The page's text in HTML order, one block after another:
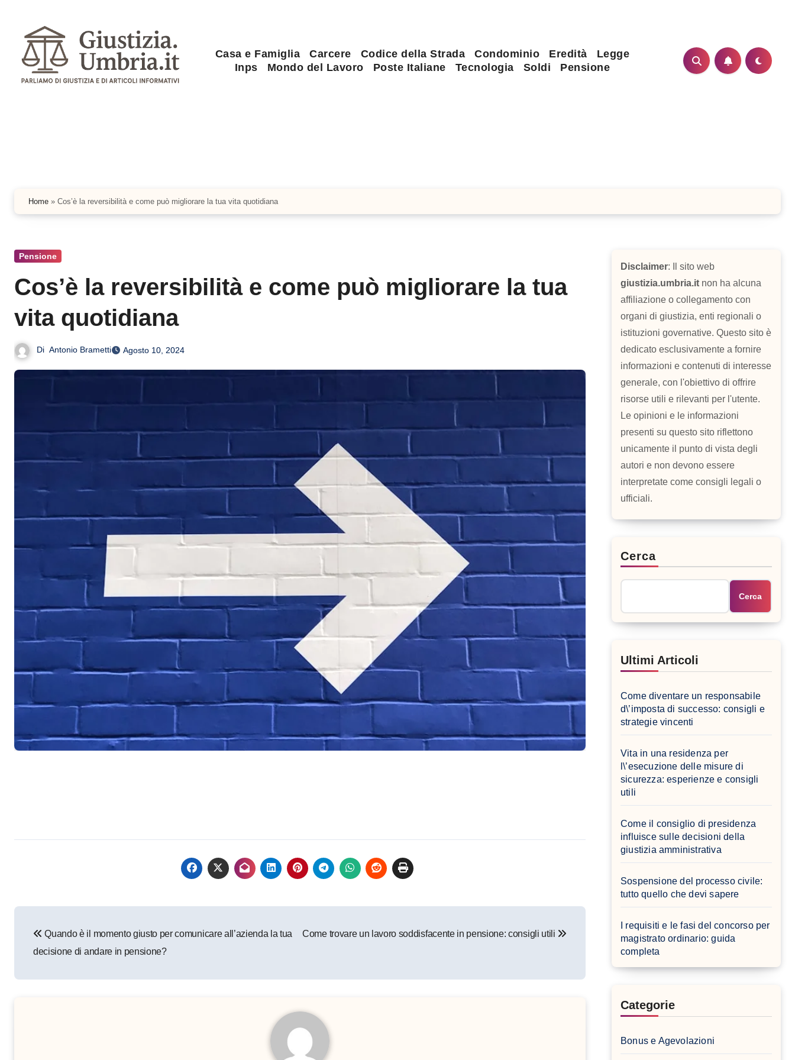
contenuto
Casa e Famiglia Carcere Codice della Strada Condominio Eredità
Legge
Inps
Mondo del Lavoro Poste Italiane Tecnologia Soldi Pensione
Home » Cos’è la reversibilità e come può migliorare la tua vita quotidiana
Pensione
Cos’è la reversibilità e come può migliorare la tua
vita quotidiana
Di Antonio Brametti Agosto 10, 2024
articoli
Quando è il momento giusto per comunicare all’azienda la tua
decisione di andare in pensione?
Come trovare un lavoro soddisfacente in pensione: consigli utili
Disclaimer: Il sito web
giustizia.umbria.it non ha alcuna
affiliazione o collegamento con
organi di giustizia, enti regionali o
istituzioni governative. Questo sito è
dedicato esclusivamente a fornire
informazioni e contenuti di interesse
generale, con l'obiettivo di offrire
risorse utili e rilevanti per l'utente.
Le opinioni e le informazioni
presenti su questo sito riflettono
unicamente il punto di vista degli
autori e non devono essere
interpretate come consigli legali o
ufficiali.
Cerca
Cerca
Ultimi Articoli
Come diventare un responsabile
d\’imposta di successo: consigli e
strategie vincenti
Vita in una residenza per
l\’esecuzione delle misure di
sicurezza: esperienze e consigli
utili
Come il consiglio di presidenza
influisce sulle decisioni della
giustizia amministrativa
Sospensione del processo civile:
tutto quello che devi sapere
I requisiti e le fasi del concorso per
magistrato ordinario: guida
completa
Categorie
Bonus e Agevolazioni